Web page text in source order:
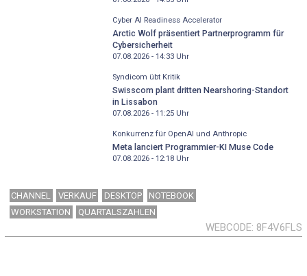
Cyber AI Readiness Accelerator
Arctic Wolf präsentiert Partnerprogramm für
Cybersicherheit
07.08.2026 - 14:33Uhr
Syndicom übt Kritik
Swisscom plant dritten Nearshoring-Standort
in Lissabon
07.08.2026 - 11:25Uhr
Konkurrenz für OpenAI und Anthropic
Meta lanciert Programmier-KI Muse Code
07.08.2026 - 12:18Uhr
CHANNEL VERKAUF DESKTOP
NOTEBOOK
WORKSTATION
QUARTALSZAHLEN
WEBCODE 8F4V6FLS